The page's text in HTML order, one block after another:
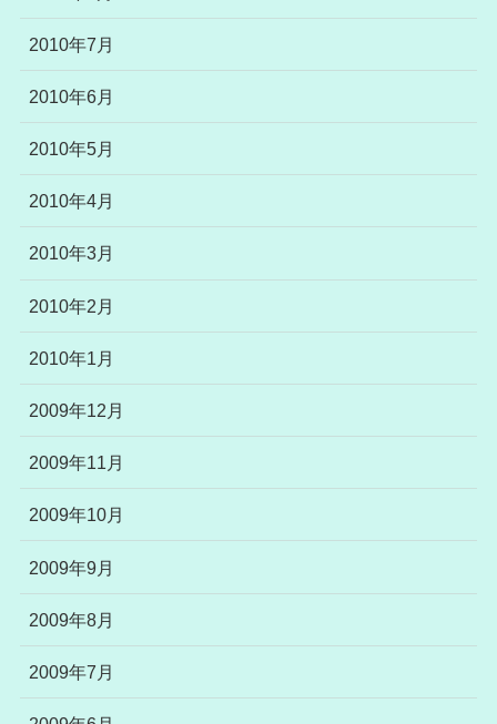
2010年7月
2010年6月
2010年5月
2010年4月
2010年3月
2010年2月
2010年1月
2009年12月
2009年11月
2009年10月
2009年9月
2009年8月
2009年7月